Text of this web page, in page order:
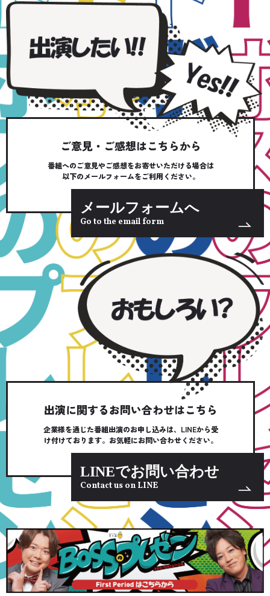
ご意見・ご感想はこちらから
番組へのご意見やご感想をお寄せいただける場合は
以下のメールフォームをご利用ください。
メールフォームへ
Go to the email form
出演に関するお問い合わせはこちら
企業様を通じた番組出演のお申し込みは、LINEから受
け付けております。お気軽にお問い合わせください。
LINEでお問い合わせ
Contact us on LINE